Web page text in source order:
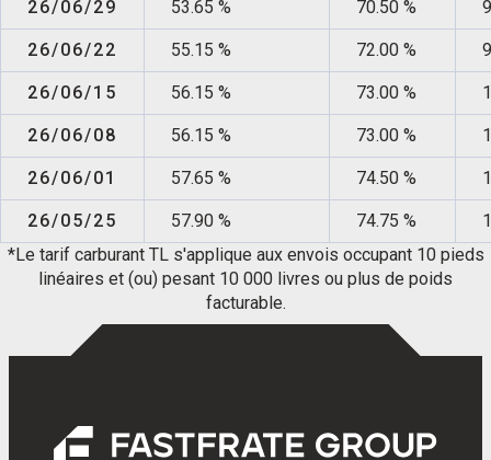
EN FR
26/06/29 53.65 % 70.50 %
26/06/22 55.15 % 72.00 %
26/06/15 56.15 % 73.00 %
26/06/08 56.15 % 73.00 %
26/06/01 57.65 % 74.50 %
26/05/25 57.90 % 74.75 %
*Le tarif carburant TL s'applique aux envois occupant 10 pieds
linéaires et (ou) pesant 10 000 livres ou plus de poids
facturable.